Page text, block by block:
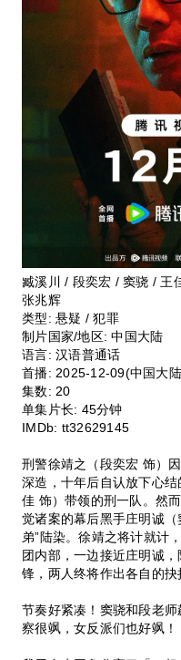
臧溪川 / 段奕宏 / 窦骁 / 王
张兆辉
类型: 悬疑 / 犯罪
制片国家/地区: 中国大陆
语言: 汉语普通话
首播: 2025-12-09(中国大
集数: 20
单集片长: 45分钟
IMDb: tt32629145
刑警徐靖之（段奕宏 饰）
深造，十年后自认放下心
佳 饰）带领的刑一队。然
觉诸案的幕后黑手庄明诚（
弟”陆染。徐靖之将计就计
团内部，一边接近庄明诚
锋，两人终将作出各自的抉
节奏好紧凑！窦骁和段老
察很飒，女反派们也好飒！